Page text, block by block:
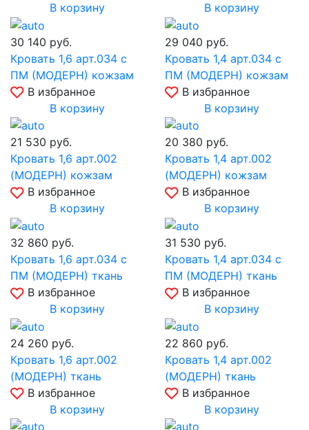
В корзину
В корзину
30 140 руб.
Кровать 1,6 арт.034 с
ПМ (МОДЕРН) кожзам
В избранное
В корзину
29 040 руб.
Кровать 1,4 арт.034 с
ПМ (МОДЕРН) кожзам
В избранное
В корзину
21 530 руб.
Кровать 1,6 арт.002
(МОДЕРН) кожзам
В избранное
В корзину
20 380 руб.
Кровать 1,4 арт.002
(МОДЕРН) кожзам
В избранное
В корзину
32 860 руб.
Кровать 1,6 арт.034 с
ПМ (МОДЕРН) ткань
В избранное
В корзину
31 530 руб.
Кровать 1,4 арт.034 с
ПМ (МОДЕРН) ткань
В избранное
В корзину
24 260 руб.
Кровать 1,6 арт.002
(МОДЕРН) ткань
В избранное
В корзину
22 860 руб.
Кровать 1,4 арт.002
(МОДЕРН) ткань
В избранное
В корзину